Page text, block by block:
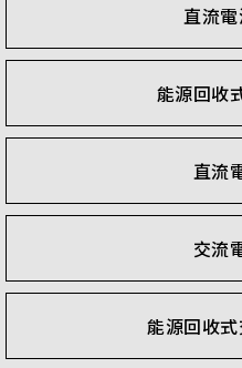
直流
能源回收
直流
交流
能源回收